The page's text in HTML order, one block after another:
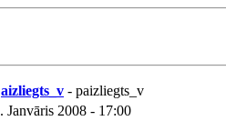
aizliegts_v - paizliegts_v
Janvāris 2008 - 17:00